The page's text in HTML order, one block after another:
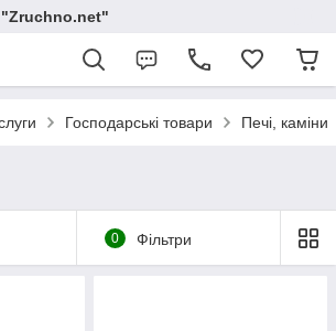
"Zruchno.net"
Господарські товари Печі, каміни
0 Фільтри